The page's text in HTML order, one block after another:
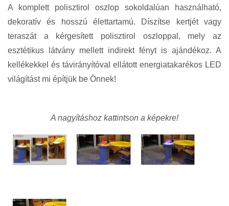
A komplett polisztirol oszlop sokoldalúan használható,
dekoratív és hosszú élettartamú. Díszítse kertjét vagy
teraszát a kérgesített polisztirol oszloppal, mely az
esztétikus látvány mellett indirekt fényt is ajándékoz. A
kellékekkel és távirányítóval ellátott energiatakarékos LED
világítást mi építjük be Önnek!
A nagyításhoz kattintson a képekre!